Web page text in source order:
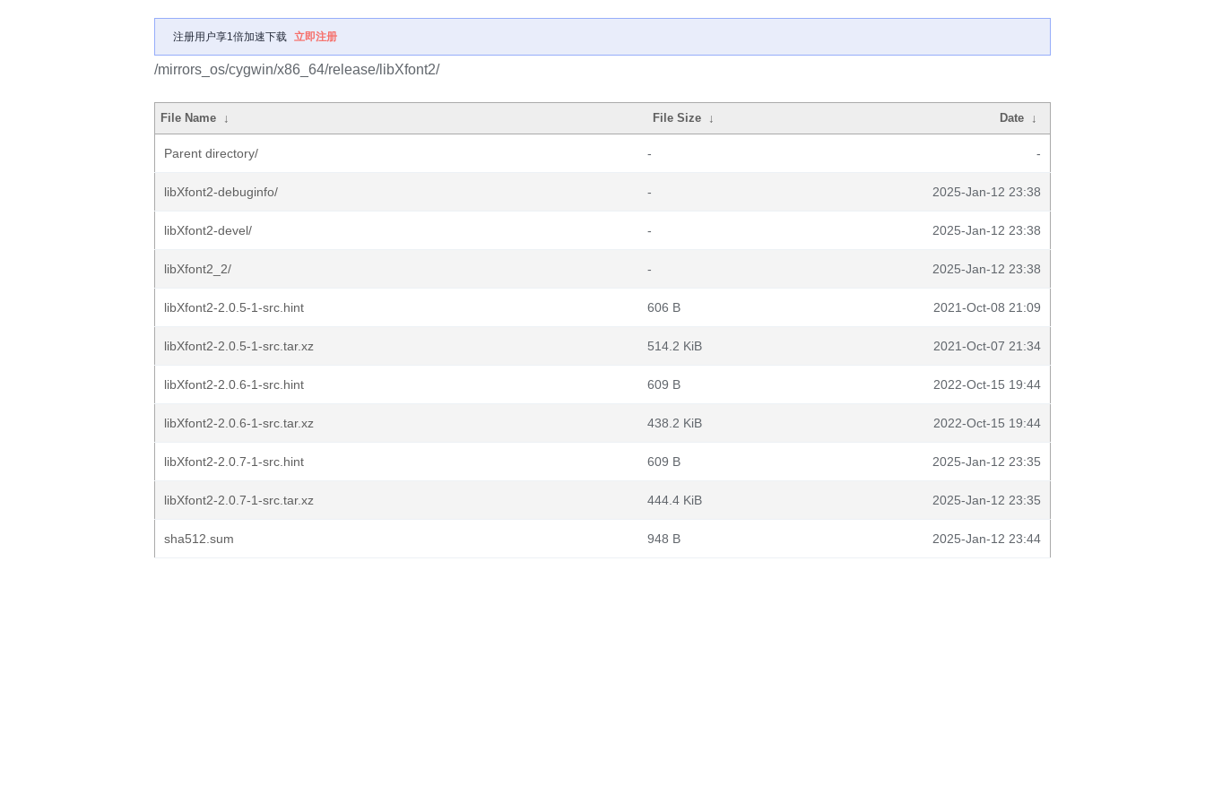
注册用户享1倍加速下载 立即注册
/mirrors_os/cygwin/x86_64/release/libXfont2/
File Name ↓ File Size ↓ Date ↓
Parent directory/ - -
libXfont2-debuginfo/ - 2025-Jan-12 23:38
libXfont2-devel/ - 2025-Jan-12 23:38
libXfont2_2/ - 2025-Jan-12 23:38
libXfont2-2.0.5-1-src.hint 606 B 2021-Oct-08 21:09
libXfont2-2.0.5-1-src.tar.xz 514.2 KiB 2021-Oct-07 21:34
libXfont2-2.0.6-1-src.hint 609 B 2022-Oct-15 19:44
libXfont2-2.0.6-1-src.tar.xz 438.2 KiB 2022-Oct-15 19:44
libXfont2-2.0.7-1-src.hint 609 B 2025-Jan-12 23:35
libXfont2-2.0.7-1-src.tar.xz 444.4 KiB 2025-Jan-12 23:35
sha512.sum 948 B 2025-Jan-12 23:44